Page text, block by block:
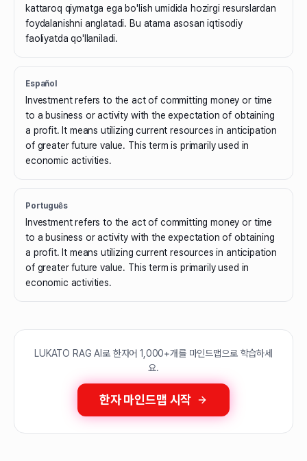
kattaroq qiymatga ega bo'lish umidida hozirgi resurslardan
foydalanishni anglatadi. Bu atama asosan iqtisodiy
faoliyatda qo'llaniladi.
Español
Investment refers to the act of committing money or time
to a business or activity with the expectation of obtaining
a profit. It means utilizing current resources in anticipation
of greater future value. This term is primarily used in
economic activities.
Português
Investment refers to the act of committing money or time
to a business or activity with the expectation of obtaining
a profit. It means utilizing current resources in anticipation
of greater future value. This term is primarily used in
economic activities.
LUKATO RAG AI로 한자어 1,000+개를 마인드맵으로 학습하세
요.
한자 마인드맵 시작